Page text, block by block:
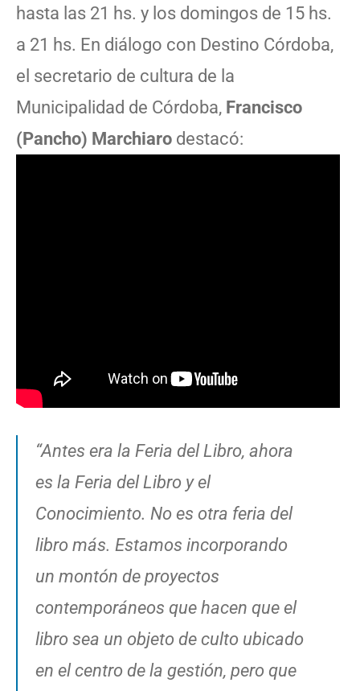
hasta las 21 hs. y los domingos de 15 hs.
a 21 hs. En diálogo con Destino Córdoba,
el secretario de cultura de la
Municipalidad de Córdoba, Francisco
(Pancho) Marchiaro destacó:
“Antes era la Feria del Libro, ahora
es la Feria del Libro y el
Conocimiento. No es otra feria del
libro más. Estamos incorporando
un montón de proyectos
contemporáneos que hacen que el
libro sea un objeto de culto ubicado
en el centro de la gestión, pero que